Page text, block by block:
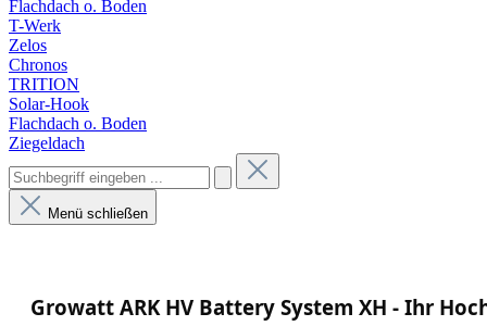
Flachdach o. Boden
T-Werk
Zelos
Chronos
TRITION
Solar-Hook
Flachdach o. Boden
Ziegeldach
Menü schließen
Growatt ARK HV Battery System XH - Ihr